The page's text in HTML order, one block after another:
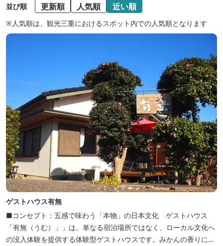
並び順 更新順 人気順 近い順
※人気順は、観光三重におけるスポット内での人気順となります
ゲストハウス有無
■コンセプト：五感で味わう「本物」の日本文化 ゲストハウス
「有無（うむ）」」は、単なる宿泊場所ではなく、ローカル文化へ
の没入体験を提供する体験型ゲストハウスです。みかんの香りに包